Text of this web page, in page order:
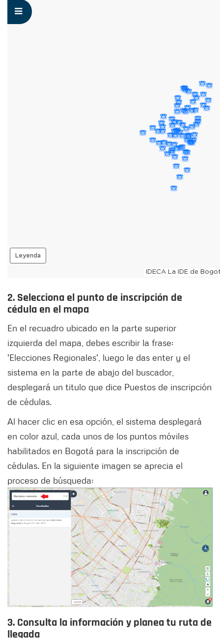
2. Selecciona el punto de inscripción de
cédula en el mapa
En el recuadro ubicado en la parte superior
izquierda del mapa, debes escribir la frase:
'Elecciones Regionales', luego le das enter y el
sistema en la parte de abajo del buscador,
desplegará un titulo que dice Puestos de inscripción
de cédulas.
Al hacer clic en esa opción, el sistema desplegará
en color azul, cada unos de los puntos móviles
habilitados en Bogotá para la inscripción de
cédulas. En la siguiente imagen se aprecia el
proceso de búsqueda:
3. Consulta la información y planea tu ruta de
llegada